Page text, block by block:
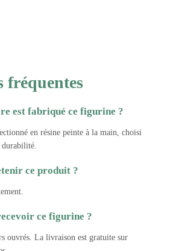
fréquentes
est fabriqué ce figurine ?
en résine peinte à la main, choisi
durabilité.
ce produit ?
ce figurine ?
ouvrés. La livraison est gratuite sur